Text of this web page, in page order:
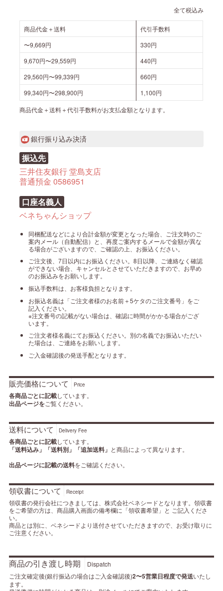
全て税込み
商品代金＋送料
代引手数料
〜9,669円
330円
9,670円〜29,559円
440円
29,560円〜99,339円
660円
99,340円〜298,900円
1,100円
商品代金＋送料＋代引手数料がお支払金額となります。
銀行振り込み決済
振込先
三井住友銀行 堂島支店
普通預金 0586951
口座名義人
ベネちゃんショップ
同梱配送などにより合計金額が変更となった場合、ご注文時のご
案内メール（自動配信）と、再度ご案内するメールで金額が異な
る場合がございますので、ご確認の上、お振込ください。
ご注文後、7日以内にお振込ください。8日以降、ご連絡なく確認
ができない場合、キャンセルとさせていただきますので、お早め
のお振込みをお願いします。
振込手数料は、お客様負担となります。
お振込名義は「ご注文者様のお名前＋5ケタのご注文番号」をご
記入ください。
※注文番号の記載がない場合は、確認に時間がかかる場合がござ
います。
ご注文者様名義にてお振込ください。別の名義でお振込いただい
た場合は、ご連絡をお願いします。
ご入金確認後の発送手配となります。
販売価格について Price
各商品ごとに記載しています。
出品ページをご覧ください。
送料について Delivery Fee
各商品ごとに記載しています。
「送料込み」「送料別」「追加送料」 と商品によって異なります。
出品ページに記載の送料をご確認ください。
領収書について Receipt
領収書の発行会社につきましては、株式会社ベネシードとなります。領収書
をご希望の方は、商品購入画面の備考欄に「領収書希望」と ご記入くださ
い。
商品とは別に、ベネシードより送付させていただきますので、お受け取りに
ご注意ください。
商品の引き渡し時期
Dispatch
ご注文確定後(銀行振込の場合はご入金確認後)2〜5営業日程度で発送いたし
ます。